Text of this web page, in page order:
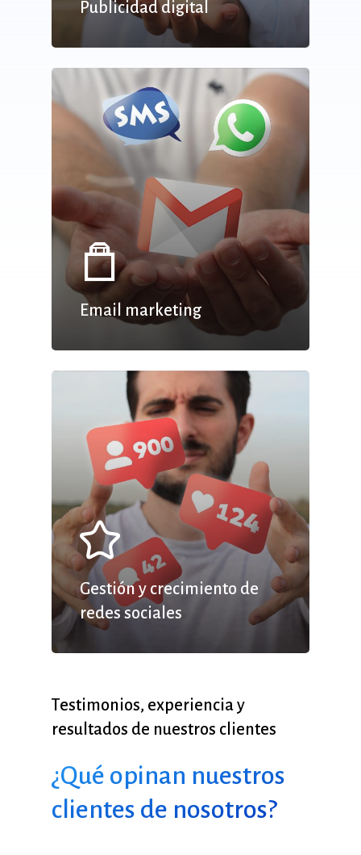
Publicidad digital
Email marketing
Gestión y crecimiento de
redes sociales
Testimonios, experienciay
resultados de nuestros clientes
¿Qué opinan nuestros
clientes de nosotros?